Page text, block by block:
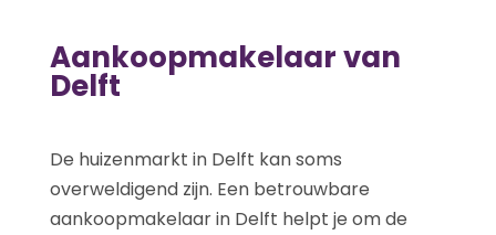
Aankoopmakelaar van
Delft
De huizenmarkt in Delft kan soms
overweldigend zijn. Een betrouwbare
aankoopmakelaar in Delft helpt je om de